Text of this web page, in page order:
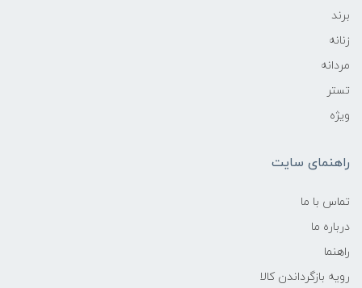
برند
زنانه
مردانه
تستر
ویژه
راهنمای سایت
تماس با ما
درباره ما
راهنما
رویه‌ بازگرداندن کالا